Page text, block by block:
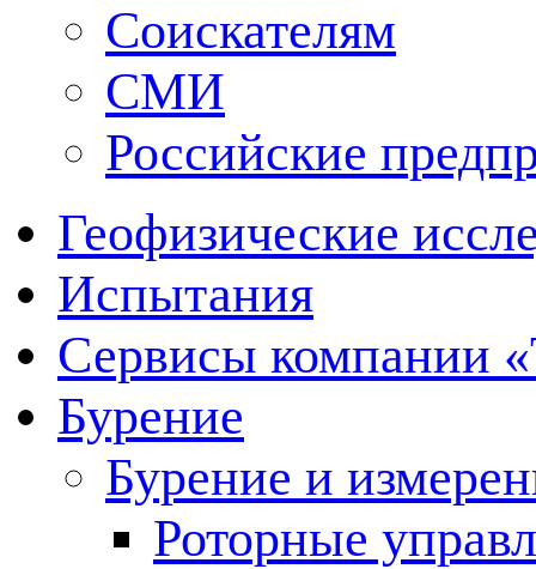
Соискателям
СМИ
Российские
Геофизические
Испытания
Сервисы компании
Бурение
Бурение и
Роторные